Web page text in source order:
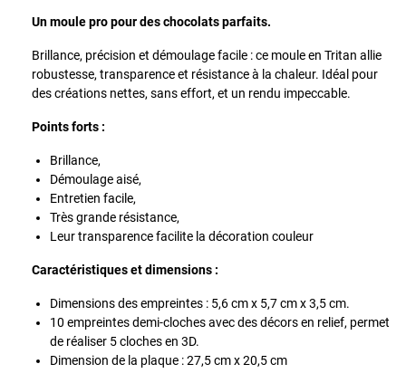
Un moule pro pour des chocolats parfaits.
Brillance, précision et démoulage facile : ce moule en Tritan allie
robustesse, transparence et résistance à la chaleur. Idéal pour
des créations nettes, sans effort, et un rendu impeccable.
Points forts :
Brillance,
Démoulage aisé,
Entretien facile,
Très grande résistance,
Leur transparence facilite la décoration couleur
Caractéristiques et dimensions :
Dimensions des empreintes : 5,6 cm x 5,7 cm x 3,5 cm.
10 empreintes demi-cloches avec des décors en relief, permet
de réaliser 5 cloches en 3D.
Dimension de la plaque : 27,5 cm x 20,5 cm